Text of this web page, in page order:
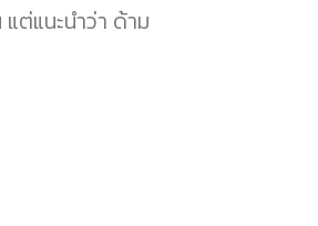
ต่แนะนำว่า ด้าม